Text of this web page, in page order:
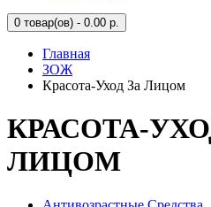
0 товар(ов) - 0.00 р.
Главная
ЗОЖ
Красота-Уход За Лицом
КРАСОТА-
ЛИЦОМ